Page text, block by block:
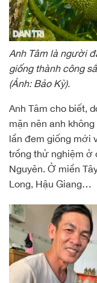
Anh Tâm là người
giống thành công
(Ảnh: Bảo Kỳ).
Anh Tâm cho biết,
mặn nên anh
lần đem giống mới
trồng thử nghiệm ở
Nguyên. Ở miền
Long, Hậu Giang…